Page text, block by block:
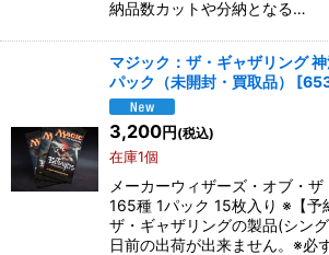
納品数カットや分納となる…
マジック：ザ・ギャザリング
パック（未開封・買取品）
[
3,200円 (税込)
在庫1個
メーカーウィザーズ・オブ・
165種 1パック 15枚入り ※【予
ザ・ギャザリングの製品(シン
日前の出荷が出来ません。※必